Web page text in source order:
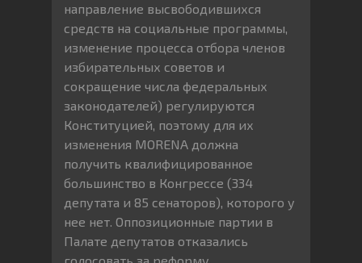
направление высвободившихся
средств на социальные программы,
изменение процесса отбора членов
избирательных советов и
сокращение числа федеральных
законодателей) регулируются
Конституцией, поэтому для их
изменения MORENA должна
получить квалифицированное
большинство в Конгрессе (334
депутата и 85 сенаторов), которого у
нее нет. Оппозиционные партии в
Палате депутатов отказались